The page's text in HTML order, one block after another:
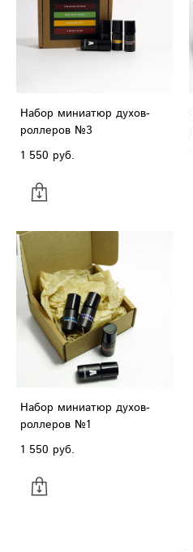
Набор миниатюр духов-
роллеров №3
1 550 pуб.
Набор миниатюр духов-
роллеров №1
1 550 pуб.